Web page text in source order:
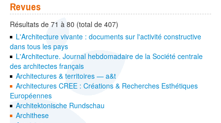
?
Revues
Résultats de 71 à 80 (total de 407)
L'Architecture vivante : documents sur l'activité constructive
dans tous les pays
L'Architecture. Journal hebdomadaire de la Société centrale
des architectes français
Architectures & territoires — a&t
Architectures CREE : Créations & Recherches Esthétiques
Européennes
Architektonische Rundschau
Archithese